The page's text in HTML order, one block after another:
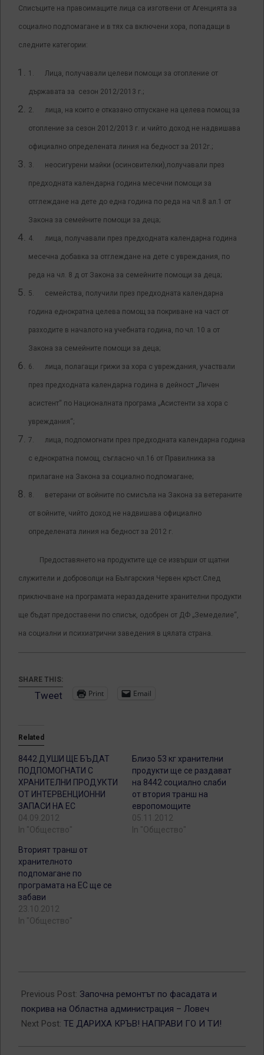
Списъците на правоимащите лица са изготвени от Агенцията за
социално подпомагане и в тях са включени хора, попадащи в
следните категории:
1. Лица, получавали целеви помощи за отопление от
държавата за сезон 2012/2013 г.;
2. лица, на които е отказано отпускане на целева помощ за
отопление за сезон 2012/2013 г. и чийто доход не надвишава
официално определената линия на бедност за 2012г.;
3. неосигурени майки (осиновителки),получавали през
предходната календарна година месечни помощи за
отглеждане на дете до една година по реда на чл.8 ал.1 от
Закона за семейните помощи за деца;
4. лица, получавали през предходната календарна година
месечна добавка за отглеждане на дете с увреждания, по
реда на чл. 8 д от Закона за семейните помощи за деца;
5. семейства, получили през предходната календарна
година еднократна целева помощ за покриване на част от
разходите в началото на учебната година, по чл. 10 а от
Закона за семейните помощи за деца;
6. лица, полагащи грижи за хора с увреждания, участвали
през предходната календарна година в дейност „Личен
асистент“ по Националната програма „Асистенти за хора с
увреждания“;
7. лица, подпомогнати през предходната календарна година
с еднократна помощ, съгласно чл.16 от Правилника за
прилагане на Закона за социално подпомагане;
8. ветерани от войните по смисъла на Закона за ветераните
от войните, чийто доход не надвишава официално
определената линия на бедност за 2012 г.
Предоставянето на продуктите ще се извърши от щатни
служители и доброволци на Българския Червен кръст.След
приключване на програмата нераздадените хранителни продукти
ще бъдат предоставени по списък, одобрен от ДФ „Земеделие“,
на социални и психиатрични заведения в цялата страна.
SHARE THIS:
Tweet Print Email
Related
8442 ДУШИ ЩЕ БЪДАТ
ПОДПОМОГНАТИ С
ХРАНИТЕЛНИ ПРОДУКТИ
ОТ ИНТЕРВЕНЦИОННИ
ЗАПАСИ НА ЕС
04.09.2012
In "Общество"
Близо 53 кг хранителни
продукти ще се раздават
на 8442 социално слаби
от втория транш на
европомощите
05.11.2012
In "Общество"
Вторият транш от
хранителното
подпомагане по
програмата на ЕС ще се
забави
23.10.2012
In "Общество"
12-
01
Previous Post: Започна ремонтът по фасадата и
покрива на Областна администрация – Ловеч
Next Post: ТЕ ДАРИХА КРЪВ! НАПРАВИ ГО И ТИ!